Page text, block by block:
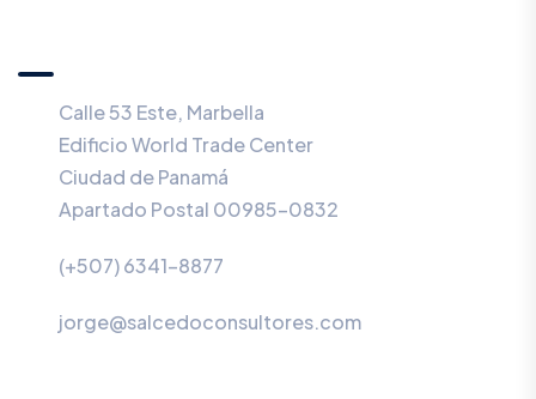
Calle 53 Este, Marbella
Edificio World Trade Center
Ciudad de Panamá
Apartado Postal 00985-0832
(+507) 6341-8877
jorge@salcedoconsultores.com